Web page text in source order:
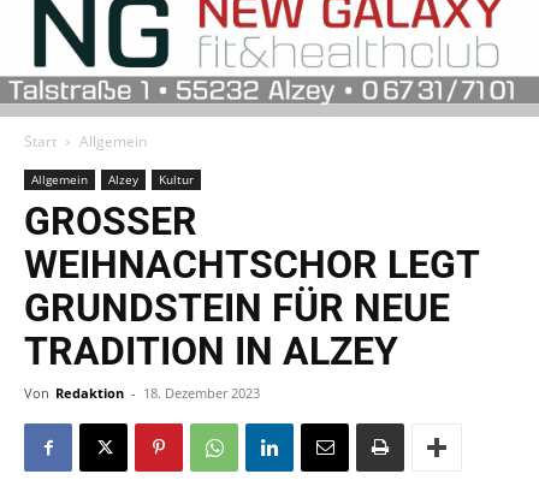
Start Allgemein
Allgemein Alzey Kultur
GROSSER
WEIHNACHTSCHOR LEGT
GRUNDSTEIN FÜR NEUE
TRADITION IN ALZEY
Von Redaktion - 18. Dezember 2023